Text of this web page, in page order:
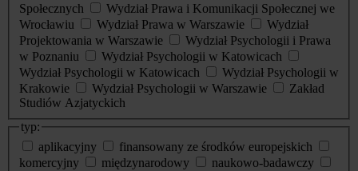
Społecznych
Wydział Prawa i Komunikacji Społecznej we
Wrocławiu
Wydział Prawa w Warszawie
Wydział
Projektowania w Warszawie
Wydział Psychologii i Prawa
w Poznaniu
Wydział Psychologii w Katowicach
Wydział Psychologii w Katowicach
Wydział Psychologii w
Krakowie
Wydział Psychologii w Warszawie
Zakład
Studiów Azjatyckich
typ:
aplikacyjny
finansowany ze środków europejskich
komercyjny
międzynarodowy
naukowo-badawczy